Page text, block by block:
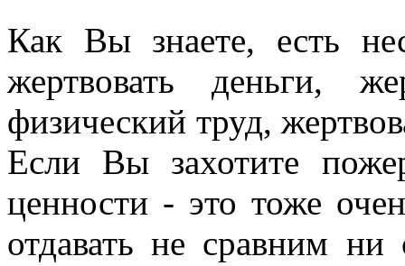
Как Вы знаете, есть
жертвовать деньги,
физический труд,
Если Вы захотите
ценности - это тоже
отдавать не сравним